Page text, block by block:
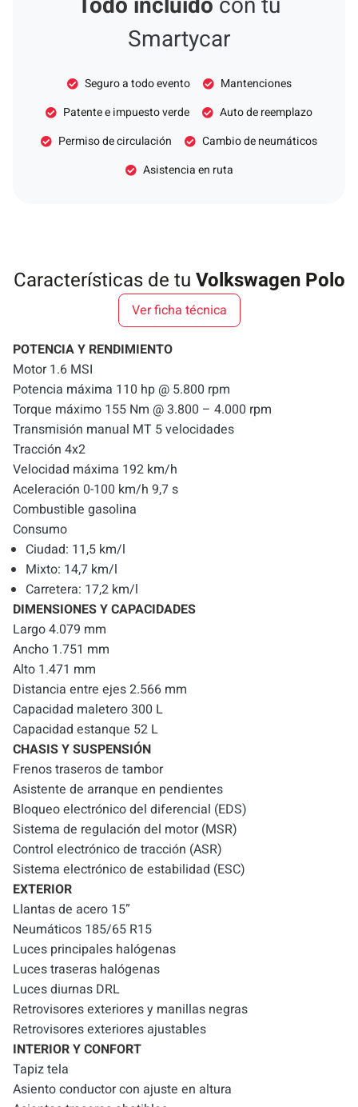
Smartycar
Seguro a todo evento
Mantenciones
Patente e impuesto verde
Auto de reemplazo
Permiso de circulación
Cambio de neumáticos
Asistencia en ruta
Características de tu Volkswagen Polo
Ver ficha técnica
POTENCIA Y RENDIMIENTO
Motor 1.6 MSI
Potencia máxima 110 hp @ 5.800 rpm
Torque máximo 155 Nm @ 3.800 – 4.000 rpm
Transmisión manual MT 5 velocidades
Tracción 4x2
Velocidad máxima 192 km/h
Aceleración 0-100 km/h 9,7 s
Combustible gasolina
Consumo
Ciudad: 11,5 km/l
Mixto: 14,7 km/l
Carretera: 17,2 km/l
DIMENSIONES Y CAPACIDADES
Largo 4.079 mm
Ancho 1.751 mm
Alto 1.471 mm
Distancia entre ejes 2.566 mm
Capacidad maletero 300 L
Capacidad estanque 52 L
CHASIS Y SUSPENSIÓN
Frenos traseros de tambor
Asistente de arranque en pendientes
Bloqueo electrónico del diferencial (EDS)
Sistema de regulación del motor (MSR)
Control electrónico de tracción (ASR)
Sistema electrónico de estabilidad (ESC)
EXTERIOR
Llantas de acero 15”
Neumáticos 185/65 R15
Luces principales halógenas
Luces traseras halógenas
Luces diurnas DRL
Retrovisores exteriores y manillas negras
Retrovisores exteriores ajustables
INTERIOR Y CONFORT
Tapiz tela
Asiento conductor con ajuste en altura